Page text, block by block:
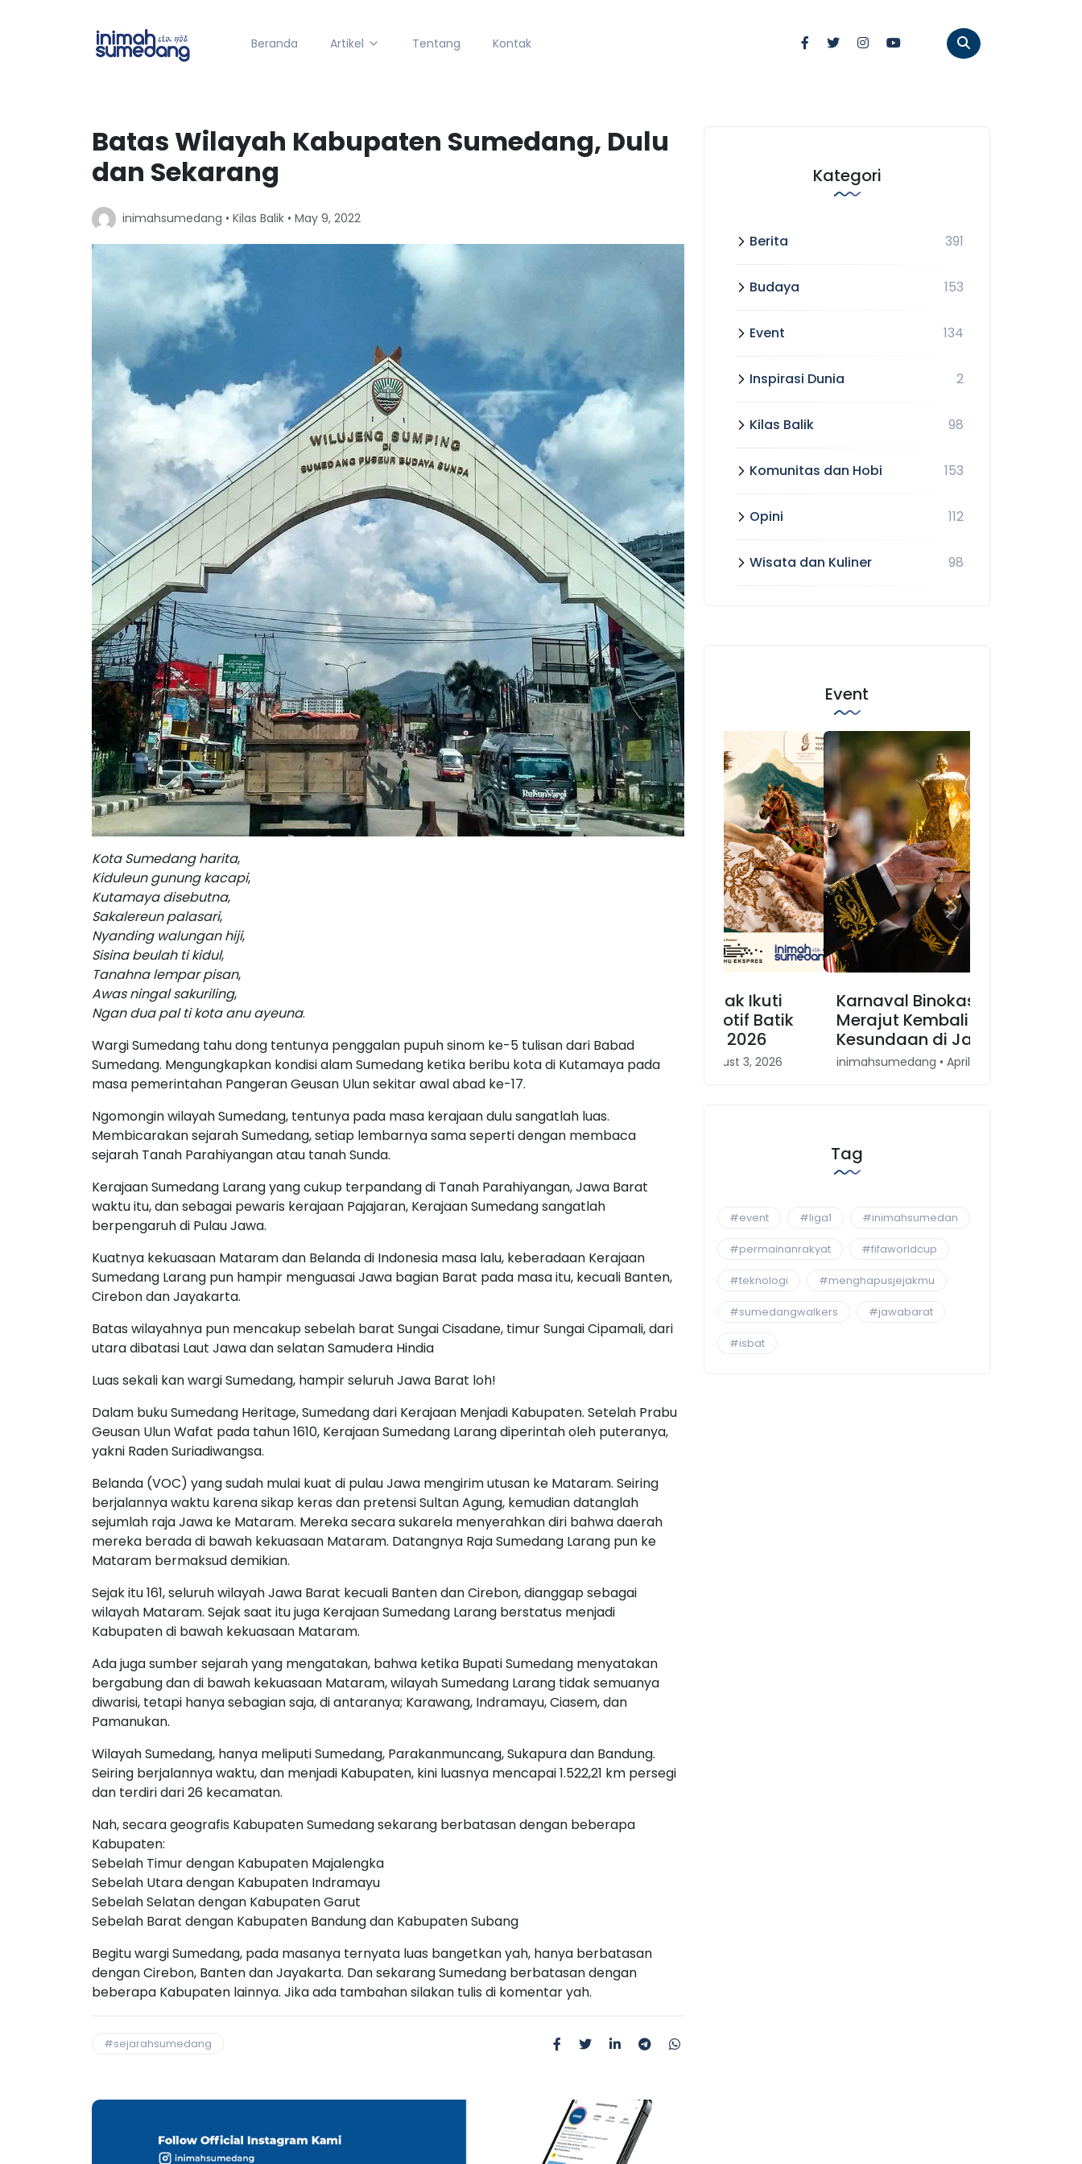
Beranda Artikel Tentang Kontak
Batas Wilayah Kabupaten Sumedang, Dulu
dan Sekarang
inimahsumedang • Kilas Balik • May 9, 2022
Kota Sumedang harita,
Kiduleun gunung kacapi,
Kutamaya disebutna,
Sakalereun palasari,
Nyanding walungan hiji,
Sisina beulah ti kidul,
Tanahna lempar pisan,
Awas ningal sakuriling,
Ngan dua pal ti kota anu ayeuna.
Wargi Sumedang tahu dong tentunya penggalan pupuh sinom ke-5 tulisan dari Babad
Sumedang. Mengungkapkan kondisi alam Sumedang ketika beribu kota di Kutamaya pada
masa pemerintahan Pangeran Geusan Ulun sekitar awal abad ke-17.
Ngomongin wilayah Sumedang, tentunya pada masa kerajaan dulu sangatlah luas.
Membicarakan sejarah Sumedang, setiap lembarnya sama seperti dengan membaca
sejarah Tanah Parahiyangan atau tanah Sunda.
Kerajaan Sumedang Larang yang cukup terpandang di Tanah Parahiyangan, Jawa Barat
waktu itu, dan sebagai pewaris kerajaan Pajajaran, Kerajaan Sumedang sangatlah
berpengaruh di Pulau Jawa.
Kuatnya kekuasaan Mataram dan Belanda di Indonesia masa lalu, keberadaan Kerajaan
Sumedang Larang pun hampir menguasai Jawa bagian Barat pada masa itu, kecuali Banten,
Cirebon dan Jayakarta.
Batas wilayahnya pun mencakup sebelah barat Sungai Cisadane, timur Sungai Cipamali, dari
utara dibatasi Laut Jawa dan selatan Samudera Hindia
Luas sekali kan wargi Sumedang, hampir seluruh Jawa Barat loh!
Dalam buku Sumedang Heritage, Sumedang dari Kerajaan Menjadi Kabupaten. Setelah Prabu
Geusan Ulun Wafat pada tahun 1610, Kerajaan Sumedang Larang diperintah oleh puteranya,
yakni Raden Suriadiwangsa.
Belanda (VOC) yang sudah mulai kuat di pulau Jawa mengirim utusan ke Mataram. Seiring
berjalannya waktu karena sikap keras dan pretensi Sultan Agung, kemudian datanglah
sejumlah raja Jawa ke Mataram. Mereka secara sukarela menyerahkan diri bahwa daerah
mereka berada di bawah kekuasaan Mataram. Datangnya Raja Sumedang Larang pun ke
Mataram bermaksud demikian.
Sejak itu 161, seluruh wilayah Jawa Barat kecuali Banten dan Cirebon, dianggap sebagai
wilayah Mataram. Sejak saat itu juga Kerajaan Sumedang Larang berstatus menjadi
Kabupaten di bawah kekuasaan Mataram.
Ada juga sumber sejarah yang mengatakan, bahwa ketika Bupati Sumedang menyatakan
bergabung dan di bawah kekuasaan Mataram, wilayah Sumedang Larang tidak semuanya
diwarisi, tetapi hanya sebagian saja, di antaranya; Karawang, Indramayu, Ciasem, dan
Pamanukan.
Wilayah Sumedang, hanya meliputi Sumedang, Parakanmuncang, Sukapura dan Bandung.
Seiring berjalannya waktu, dan menjadi Kabupaten, kini luasnya mencapai 1.522,21 km persegi
dan terdiri dari 26 kecamatan.
Nah, secara geografis Kabupaten Sumedang sekarang berbatasan dengan beberapa
Kabupaten:
Sebelah Timur dengan Kabupaten Majalengka
Sebelah Utara dengan Kabupaten Indramayu
Sebelah Selatan dengan Kabupaten Garut
Sebelah Barat dengan Kabupaten Bandung dan Kabupaten Subang
Begitu wargi Sumedang, pada masanya ternyata luas bangetkan yah, hanya berbatasan
dengan Cirebon, Banten dan Jayakarta. Dan sekarang Sumedang berbatasan dengan
beberapa Kabupaten lainnya. Jika ada tambahan silakan tulis di komentar yah.
#sejarahsumedang
Kategori
Berita 391
Budaya 153
Event 134
Inspirasi Dunia 2
Kilas Balik 98
Komunitas dan Hobi 153
Opini 112
Wisata dan Kuliner 98
Event
Karnaval Binokasih,
Merajut Kembali Spirit
Kesundaan di Jawa Barat
inimahsumedang • April 30, 2026
Previous Next
Tag
#event #liga1 #inimahsumedan
#permainanrakyat #fifaworldcup
#teknologi #menghapusjejakmu
#sumedangwalkers #jawabarat
#isbat